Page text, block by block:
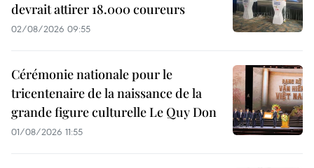
devrait attirer 18.000 coureurs
02/08/2026 09:55
Cérémonie nationale pour le
tricentenaire de la naissance de la
grande figure culturelle Le Quy Don
01/08/2026 11:55